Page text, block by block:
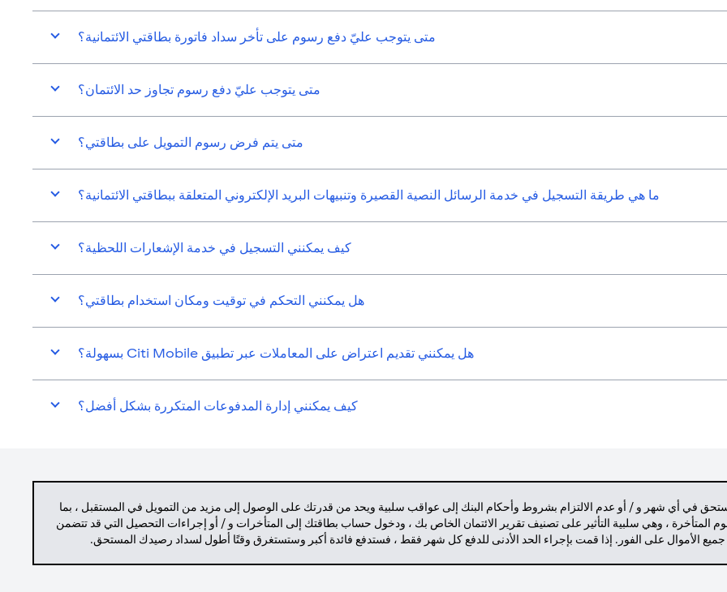
متى يتوجب عليّ دفع رسوم على تأخر سداد فاتورة بطاقتي الائتمانية؟
متى يتوجب عليّ دفع رسوم تجاوز حد الائتمان؟
متى يتم فرض رسوم التمويل على بطاقتي؟
ما هي طريقة التسجيل في خدمة الرسائل النصية القصيرة وتنبيهات البريد الإلكتروني المتعلقة ببطاقتي الائتمانية؟
كيف يمكنني التسجيل في خدمة الإشعارات اللحظية؟
هل يمكنني التحكم في توقيت ومكان استخدام بطاقتي؟
هل يمكنني تقديم اعتراض على المعاملات عبر تطبيق Citi Mobile بسهولة؟
كيف يمكنني إدارة المدفوعات المتكررة بشكل أفضل؟
في أي شهر و / أو عدم الالتزام بشروط وأحكام البنك إلى عواقب سلبية ويحد من قدرتك على الوصول إلى مزيد من التمويل في المستقبل ، بما
المتأخرة ، وهي سلبية التأثير على تصنيف تقرير الائتمان الخاص بك ، ودخول حساب بطاقتك إلى المتأخرات و / أو إجراءات التحصيل التي قد تتضمن
الأموال على الفور. إذا قمت بإجراء الحد الأدنى للدفع كل شهر فقط ، فستدفع فائدة أكبر وستستغرق وقتًا أطول لسداد رصيدك المستحق.